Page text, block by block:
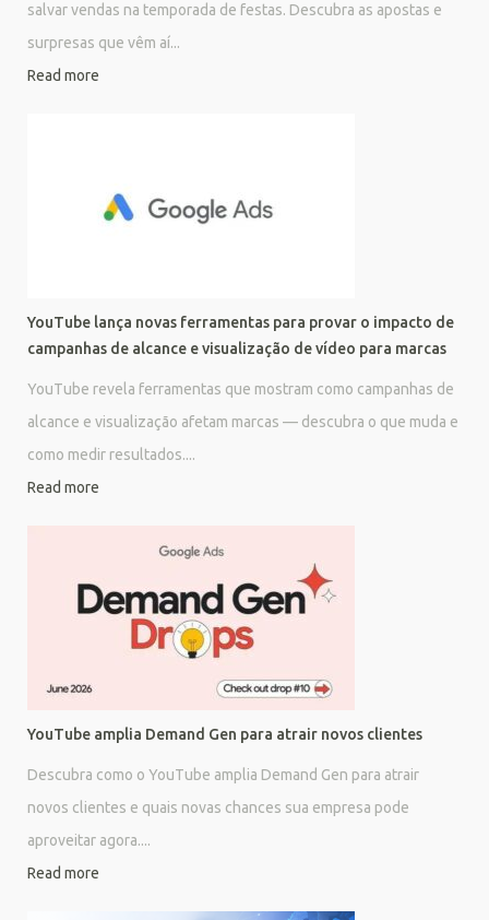
salvar vendas na temporada de festas. Descubra as apostas e
surpresas que vêm aí...
Read more
YouTube lança novas ferramentas para provar o impacto de
campanhas de alcance e visualização de vídeo para marcas
YouTube revela ferramentas que mostram como campanhas de
alcance e visualização afetam marcas — descubra o que muda e
como medir resultados....
Read more
YouTube amplia Demand Gen para atrair novos clientes
Descubra como o YouTube amplia Demand Gen para atrair
novos clientes e quais novas chances sua empresa pode
aproveitar agora....
Read more